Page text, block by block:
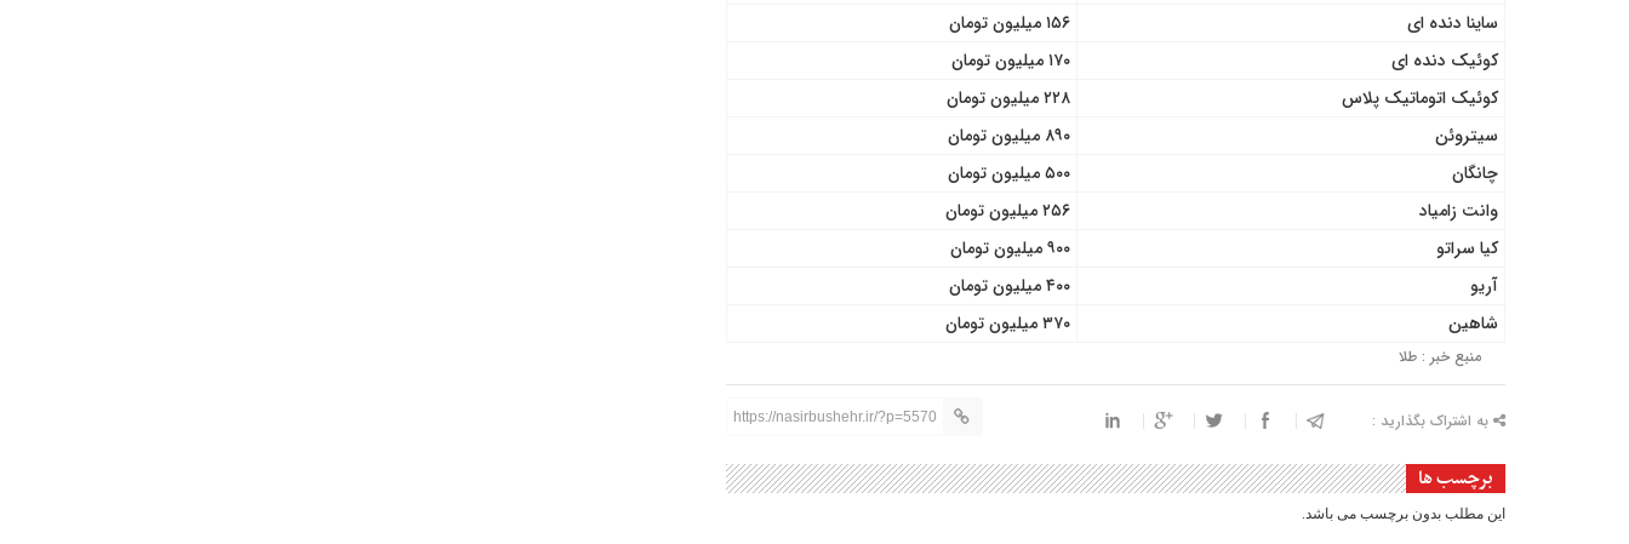
ساینا دنده ای
۱۵۶ میلیون تومان
کوئیک دنده ای
۱۷۰ میلیون تومان
کوئیک اتوماتیک پلاس
۲۲۸ میلیون تومان
سیتروئن
۸۹۰ میلیون تومان
چانگان
۵۰۰ میلیون تومان
وانت زامیاد
۲۵۶ میلیون تومان
کیا سراتو
۹۰۰ میلیون تومان
آریو
۴۰۰ میلیون تومان
شاهین
۳۷۰ میلیون تومان
منبع خبر : طلا
به اشتراک بگذارید : https://nasirbushehr.ir/?p=5570
برچسب ها
این مطلب بدون برچسب می باشد.